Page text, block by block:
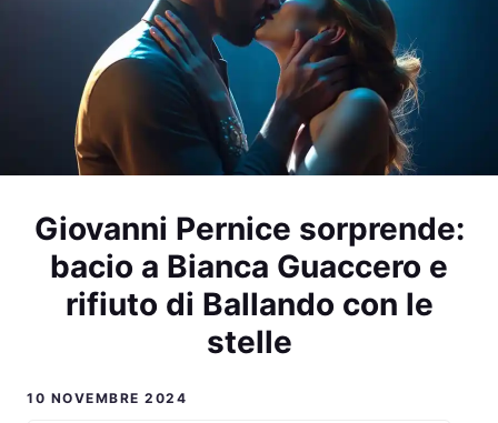
Giovanni Pernice sorprende:
bacio a Bianca Guaccero e
rifiuto di Ballando con le
stelle
10 NOVEMBRE 2024